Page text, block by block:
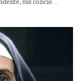
sus concie…